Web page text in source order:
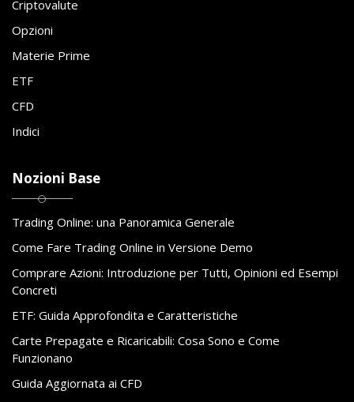
Criptovalute
Opzioni
Materie Prime
ETF
CFD
Indici
Nozioni Base
Trading Online: una Panoramica Generale
Come Fare Trading Online in Versione Demo
Comprare Azioni: Introduzione per Tutti, Opinioni ed Esempi
Concreti
ETF: Guida Approfondita e Caratteristiche
Carte Prepagate e Ricaricabili: Cosa Sono e Come
Funzionano
Guida Aggiornata ai CFD